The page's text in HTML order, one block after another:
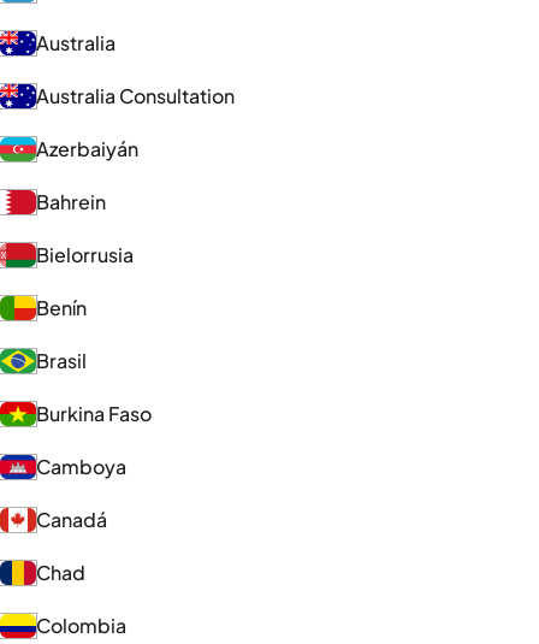
Australia
Australia Consultation
Azerbaiyán
Bahrein
Bielorrusia
Benín
Brasil
Burkina Faso
Camboya
Canadá
Chad
Colombia